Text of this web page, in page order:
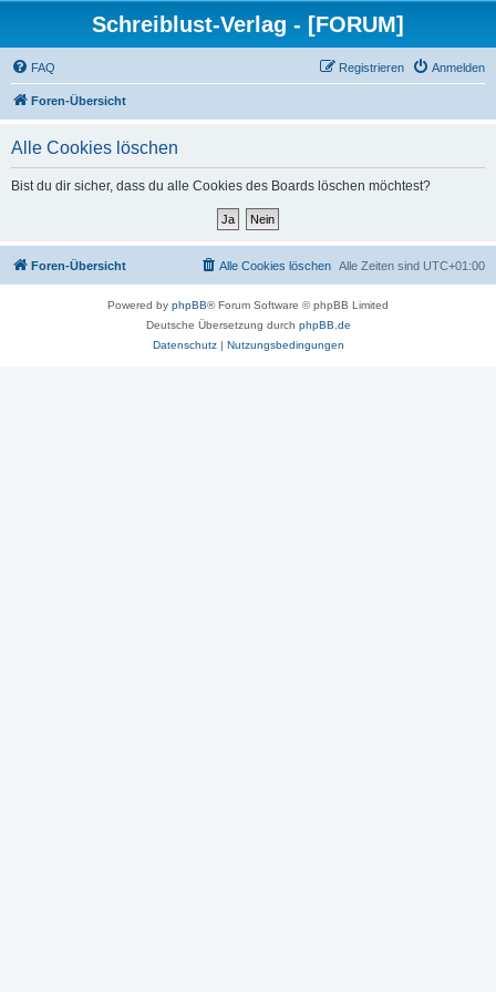
Schreiblust-Verlag - [FORUM]
FAQ Anmelden
Registrieren
Foren-Übersicht
Alle Cookies löschen
Bist du dir sicher, dass du alle Cookies des Boards löschen möchtest?
Foren-Übersicht Alle Zeiten sind UTC+01:00
Alle Cookies löschen
Powered by phpBB® Forum Software © phpBB Limited
Deutsche Übersetzung durch phpBB.de
Datenschutz| Nutzungsbedingungen